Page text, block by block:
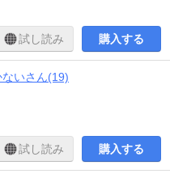
試し読み 購入する
いさん(19)
試し読み 購入する